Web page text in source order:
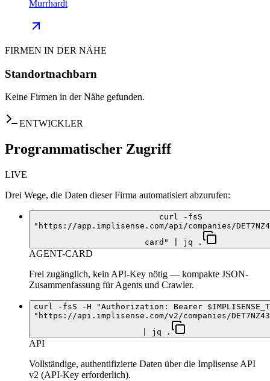
Murrhardt
FIRMEN IN DER NÄHE
Standortnachbarn
Keine Firmen in der Nähe gefunden.
ENTWICKLER
Programmatischer Zugriff
LIVE
Drei Wege, die Daten dieser Firma automatisiert abzurufen:
curl -fsS
"https://app.implisense.com/api/companies/
card" | jq .
AGENT-CARD
Frei zugänglich, kein API-Key nötig — kompakte JSON-
Zusammenfassung für Agents und Crawler.
curl -fsS -H "Authorization: Bearer
"https://api.implisense.com/v2/companies/
| jq .
API
Vollständige, authentifizierte Daten über die Implisense API
v2 (API-Key erforderlich).